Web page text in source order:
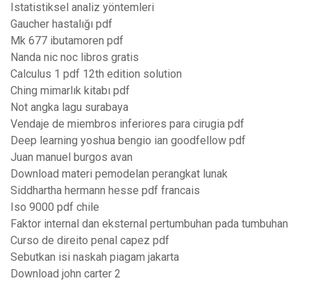
Istatistiksel analiz yöntemleri
Gaucher hastalığı pdf
Mk 677 ibutamoren pdf
Nanda nic noc libros gratis
Calculus 1 pdf 12th edition solution
Ching mimarlık kitabı pdf
Not angka lagu surabaya
Vendaje de miembros inferiores para cirugia pdf
Deep learning yoshua bengio ian goodfellow pdf
Juan manuel burgos avan
Download materi pemodelan perangkat lunak
Siddhartha hermann hesse pdf francais
Iso 9000 pdf chile
Faktor internal dan eksternal pertumbuhan pada tumbuhan
Curso de direito penal capez pdf
Sebutkan isi naskah piagam jakarta
Download john carter 2